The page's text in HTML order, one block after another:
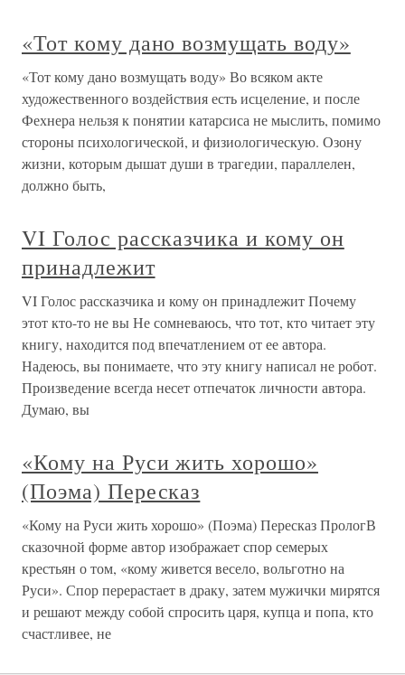
«Тот кому дано возмущать воду»
«Тот кому дано возмущать воду» Во всяком акте
художественного воздействия есть исцеление, и после
Фехнера нельзя к понятии катарсиса не мыслить, помимо
стороны психологической, и физиологическую. Озону
жизни, которым дышат души в трагедии, параллелен,
должно быть,
VI Голос рассказчика и кому он
принадлежит
VI Голос рассказчика и кому он принадлежит Почему
этот кто-то не вы Не сомневаюсь, что тот, кто читает эту
книгу, находится под впечатлением от ее автора.
Надеюсь, вы понимаете, что эту книгу написал не робот.
Произведение всегда несет отпечаток личности автора.
Думаю, вы
«Кому на Руси жить хорошо»
(Поэма) Пересказ
«Кому на Руси жить хорошо» (Поэма) Пересказ ПрологВ
сказочной форме автор изображает спор семерых
крестьян о том, «кому живется весело, вольготно на
Руси». Спор перерастает в драку, затем мужички мирятся
и решают между собой спросить царя, купца и попа, кто
счастливее, не